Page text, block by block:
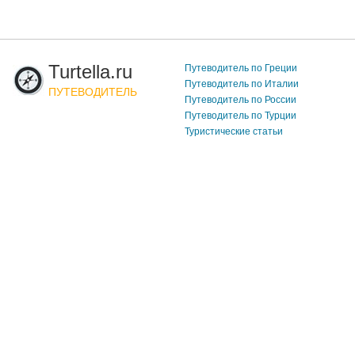
Turtella.ru
ПУТЕВОДИТЕЛЬ
Путеводитель по Греции
Путеводитель по Италии
Путеводитель по России
Путеводитель по Турции
Туристические статьи